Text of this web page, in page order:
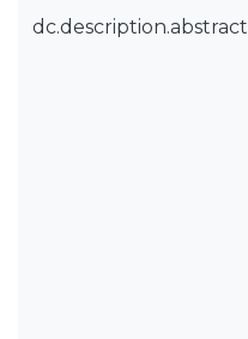
dc.description.abstract